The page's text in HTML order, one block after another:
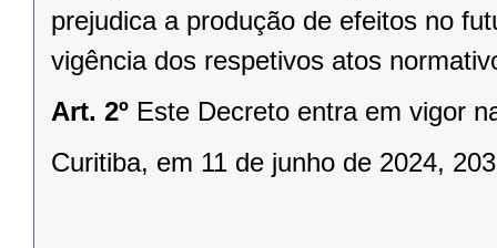
prejudica a produção de efeitos no
vigência dos respetivos atos
Art. 2º Este Decreto entra em vigor
Curitiba, em 11 de junho de 2024,